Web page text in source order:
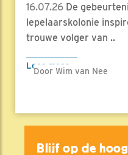
16.07.26 De
lepelaarskolonie
trouwe volger van ..
Lees meer
Door Wim van Nee
Blijf op de